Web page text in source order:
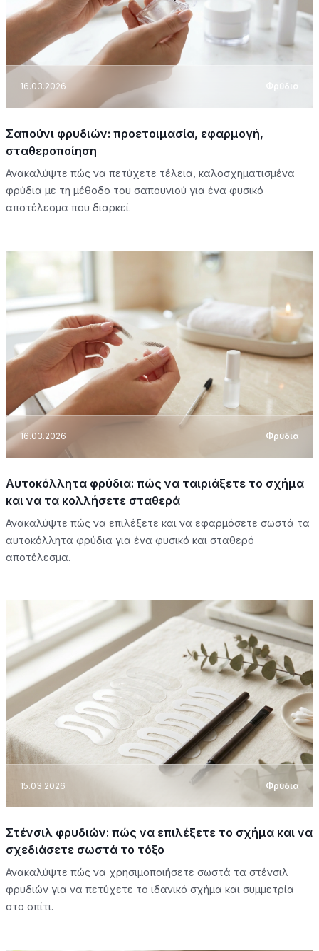
16.03.2026 Φρύδια
Σαπούνι φρυδιών: προετοιμασία, εφαρμογή,
σταθεροποίηση
Ανακαλύψτε πώς να πετύχετε τέλεια, καλοσχηματισμένα
φρύδια με τη μέθοδο του σαπουνιού για ένα φυσικό
αποτέλεσμα που διαρκεί.
16.03.2026 Φρύδια
Αυτοκόλλητα φρύδια: πώς να ταιριάξετε το σχήμα
και να τα κολλήσετε σταθερά
Ανακαλύψτε πώς να επιλέξετε και να εφαρμόσετε σωστά τα
αυτοκόλλητα φρύδια για ένα φυσικό και σταθερό
αποτέλεσμα.
15.03.2026 Φρύδια
Στένσιλ φρυδιών: πώς να επιλέξετε το σχήμα και να
σχεδιάσετε σωστά το τόξο
Ανακαλύψτε πώς να χρησιμοποιήσετε σωστά τα στένσιλ
φρυδιών για να πετύχετε το ιδανικό σχήμα και συμμετρία
στο σπίτι.